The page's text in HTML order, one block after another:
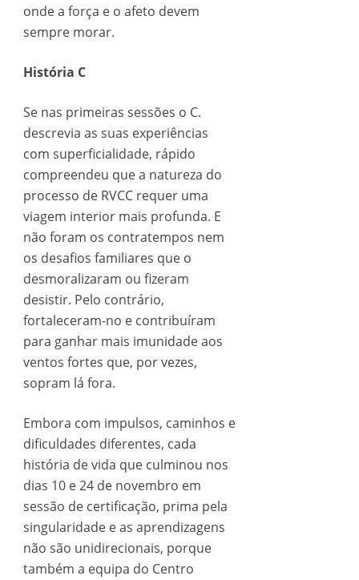
onde a força e o afeto devem
sempre morar.
História C
Se nas primeiras sessões o C.
descrevia as suas experiências
com superficialidade, rápido
compreendeu que a natureza do
processo de RVCC requer uma
viagem interior mais profunda. E
não foram os contratempos nem
os desafios familiares que o
desmoralizaram ou fizeram
desistir. Pelo contrário,
fortaleceram-no e contribuíram
para ganhar mais imunidade aos
ventos fortes que, por vezes,
sopram lá fora.
Embora com impulsos, caminhos e
dificuldades diferentes, cada
história de vida que culminou nos
dias 10 e 24 de novembro em
sessão de certificação, prima pela
singularidade e as aprendizagens
não são unidirecionais, porque
também a equipa do Centro